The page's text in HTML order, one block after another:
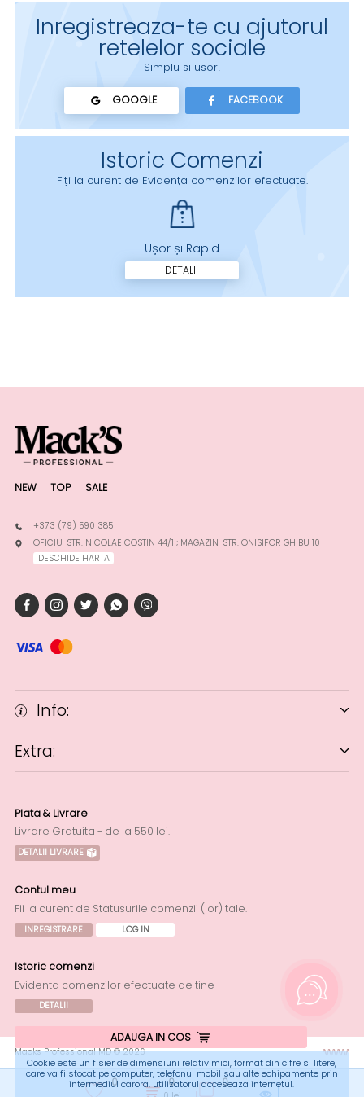
ADAUGA IN COS
Inregistreaza-te cu ajutorul
retelelor sociale
Simplu si usor!
GOOGLE FACEBOOK
Istoric Comenzi
Fiți la curent de Evidenţa comenzilor efectuate.
Ușor și Rapid
DETALII
0 0 0
NEW TOP SALE
+373 (79) 590 385
OFICIU-STR. NICOLAE COSTIN 44/1 ; MAGAZIN-STR. ONISIFOR GHIBU 10
DESCHIDE HARTA
Info:
Extra:
Plata & Livrare
Livrare Gratuita - de la 550 lei.
DETALII LIVRARE
Contul meu
Fii la curent de Statusurile comenzii (lor) tale.
INREGISTRARE LOG IN
Istoric comenzi
Evidenta comenzilor efectuate de tine
DETALII
Macks Professional MD © 2026
Cookie este un fisier de dimensiuni relativ mici, format din cifre si litere,
care va fi stocat pe computer, telefonul mobil sau alte echipamente prin
intermediul carora, utilizatorul acceseaza internetul.